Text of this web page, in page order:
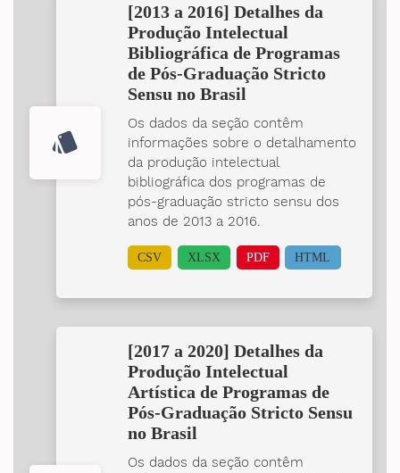
style
[2013 a 2016] Detalhes da
Produção Intelectual
Bibliográfica de Programas
de Pós-Graduação Stricto
Sensu no Brasil
Os dados da seção contêm
informações sobre o detalhamento
da produção intelectual
bibliográfica dos programas de
pós-graduação stricto sensu dos
anos de 2013 a 2016.
CSV XLSX PDF HTML
[2017 a 2020] Detalhes da
Produção Intelectual
Artística de Programas de
Pós-Graduação Stricto Sensu
no Brasil
Os dados da seção contêm